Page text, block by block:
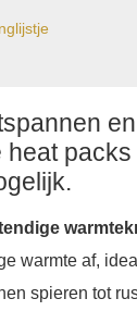
heat
warmte af,
spieren tot